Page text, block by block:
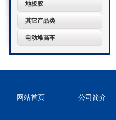
地板胶
其它产品类
电动堆高车
网站首页 公司简介